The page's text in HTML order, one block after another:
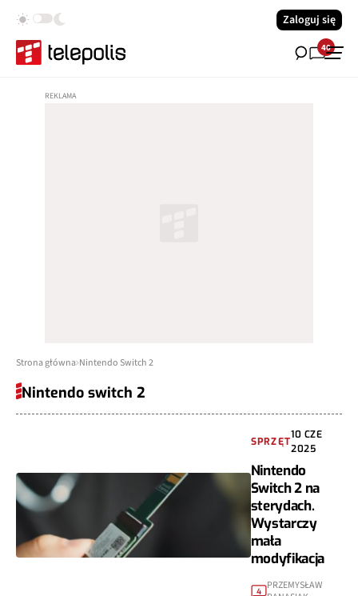
Zaloguj się
40
Strona główna Nintendo Switch 2
Nintendo switch 2
SPRZĘT
10 CZE
2025
Nintendo
Switch 2 na
sterydach.
Wystarczy
mała
modyfikacja
4 PRZEMYSŁAW